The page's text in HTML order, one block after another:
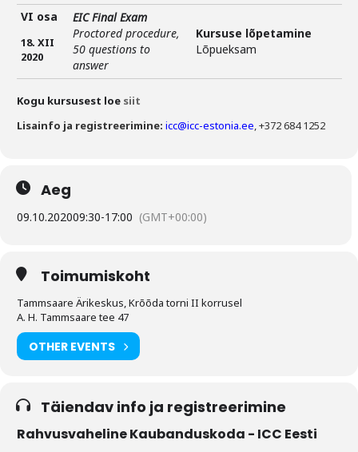
VI osa
18. XII
2020
EIC Final Exam
Proctored procedure,
50 questions to
answer
Kursuse lõpetamine
Lõpueksam
Kogu kursusest loe siit
Lisainfo ja registreerimine: icc@icc-estonia.ee, +372 684 1252
Aeg
09.10.202009:30-17:00 (GMT+00:00)
Toimumiskoht
Tammsaare Ärikeskus, Krõõda torni II korrusel
A. H. Tammsaare tee 47
OTHER EVENTS
Täiendav info ja registreerimine
Rahvusvaheline Kaubanduskoda - ICC Eesti